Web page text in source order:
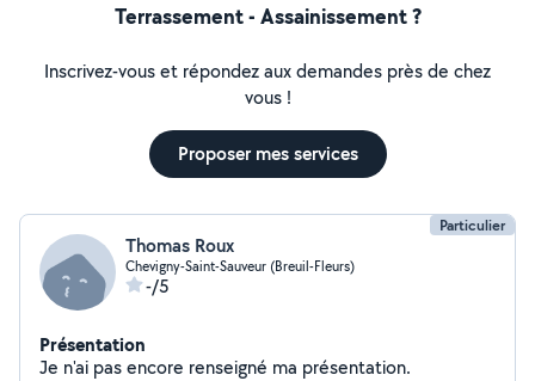
Terrassement - Assainissement ?
Inscrivez-vous et répondez aux demandes près de chez
vous !
Proposer mes services
Particulier
Thomas Roux
Chevigny-Saint-Sauveur (Breuil-Fleurs)
-/5
Présentation
Je n'ai pas encore renseigné ma présentation.